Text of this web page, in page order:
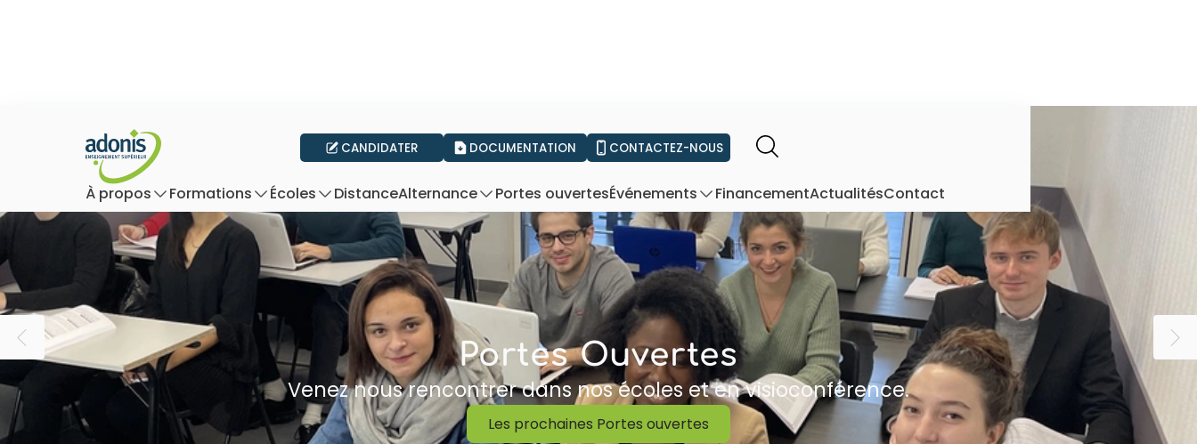
À propos Formations Écoles DistanceAlternance Portes ouvertesÉvénements FinancementActualitésContact
CANDIDATER DOCUMENTATION CONTACTEZ-NOUS
Portes Ouvertes
Venez nous rencontrer dans nos écoles et en visioconférence.
Les prochaines Portes ouvertes